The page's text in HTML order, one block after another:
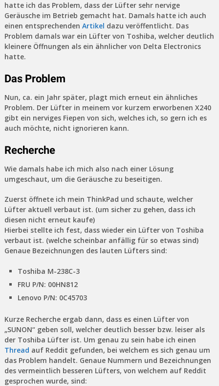
hatte ich das Problem, dass der Lüfter sehr nervige
Geräusche im Betrieb gemacht hat. Damals hatte ich auch
einen entsprechenden Artikel dazu veröffentlicht. Das
Problem damals war ein Lüfter von Toshiba, welcher deutlich
kleinere Öffnungen als ein ähnlicher von Delta Electronics
hatte.
Das Problem
Nun, ca. ein Jahr später, plagt mich erneut ein ähnliches
Problem. Der Lüfter in meinem vor kurzem erworbenen X240
gibt ein nerviges Fiepen von sich, welches ich, so gern ich es
auch möchte, nicht ignorieren kann.
Recherche
Wie damals habe ich mich also nach einer Lösung
umgeschaut, um die Geräusche zu beseitigen.
Zuerst öffnete ich mein ThinkPad und schaute, welcher
Lüfter aktuell verbaut ist. (um sicher zu gehen, dass ich
diesen nicht erneut kaufe)
Hierbei stellte ich fest, dass wieder ein Lüfter von Toshiba
verbaut ist. (welche scheinbar anfällig für so etwas sind)
Genaue Bezeichnungen des lauten Lüfters sind:
Toshiba M-238C-3
FRU P/N: 00HN812
Lenovo P/N: 0C45703
Kurze Recherche ergab dann, dass es einen Lüfter von
„SUNON“ geben soll, welcher deutlich besser bzw. leiser als
der Toshiba Lüfter ist. Um genau zu sein habe ich einen
Thread auf Reddit gefunden, bei welchem es sich genau um
das Problem handelt. Genaue Nummern und Bezeichnungen
des vermeintlich besseren Lüfters, von welchem auf Reddit
gesprochen wurde, sind: